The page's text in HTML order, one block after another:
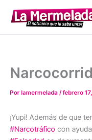
contenido
Por lamermelada /febrero
¡Yupi! Además de que
#Narcotráfico con